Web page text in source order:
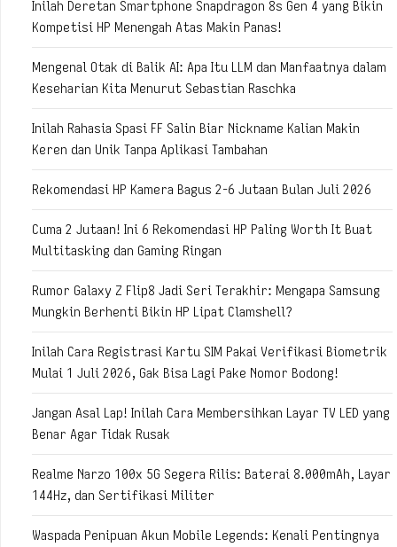
Inilah Deretan Smartphone Snapdragon 8s Gen 4 yang Bikin
Kompetisi HP Menengah Atas Makin Panas!
Mengenal Otak di Balik AI: Apa Itu LLM dan Manfaatnya dalam
Keseharian Kita Menurut Sebastian Raschka
Inilah Rahasia Spasi FF Salin Biar Nickname Kalian Makin
Keren dan Unik Tanpa Aplikasi Tambahan
Rekomendasi HP Kamera Bagus 2-6 Jutaan Bulan Juli 2026
Cuma 2 Jutaan! Ini 6 Rekomendasi HP Paling Worth It Buat
Multitasking dan Gaming Ringan
Rumor Galaxy Z Flip8 Jadi Seri Terakhir: Mengapa Samsung
Mungkin Berhenti Bikin HP Lipat Clamshell?
Inilah Cara Registrasi Kartu SIM Pakai Verifikasi Biometrik
Mulai 1 Juli 2026, Gak Bisa Lagi Pake Nomor Bodong!
Jangan Asal Lap! Inilah Cara Membersihkan Layar TV LED yang
Benar Agar Tidak Rusak
Realme Narzo 100x 5G Segera Rilis: Baterai 8.000mAh, Layar
144Hz, dan Sertifikasi Militer
Waspada Penipuan Akun Mobile Legends: Kenali Pentingnya